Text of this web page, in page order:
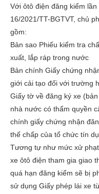
Với ôtô điện đăng kiểm
16/2021/TT-BGTVT, chủ
gồm:
Bản sao Phiếu kiểm tra
xuất, lắp ráp trong nước
Bản chính Giấy chứng
giới cải tạo đối với trường
Giấy tờ về đăng ký xe
nhà nước có thẩm quyền
chính giấy chứng nhận
thế chấp của tổ chức tín
Tương tự như mức xử
xe ôtô điện tham gia giao
quá hạn đăng kiểm sẽ bị
sử dụng Giấy phép lái xe